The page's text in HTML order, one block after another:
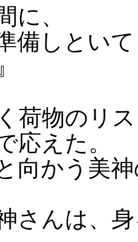
に、
備しとい
荷物のリ
応えた。
向かう美
さんは、